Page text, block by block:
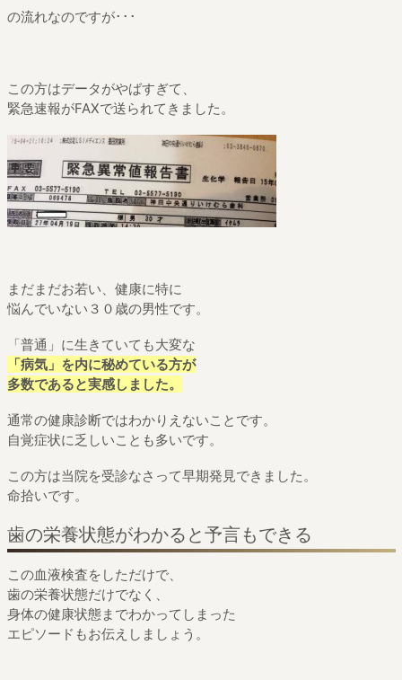
の流れなのですが･･･
この方はデータがやばすぎて、
緊急速報がFAXで送られてきました。
まだまだお若い、健康に特に
悩んでいない３０歳の男性です。
「普通」に生きていても大変な
「病気」を内に秘めている方が
多数であると実感しました。
通常の健康診断ではわかりえないことです。
自覚症状に乏しいことも多いです。
この方は当院を受診なさって早期発見できました。
命拾いです。
歯の栄養状態がわかると予言もできる
この血液検査をしただけで、
歯の栄養状態だけでなく、
身体の健康状態までわかってしまった
エピソードもお伝えしましょう。